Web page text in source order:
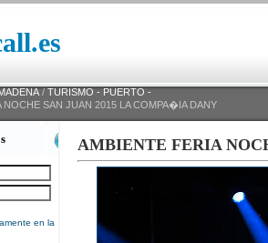
/TURISMO - PUERTO -
NOCHE SAN JUAN 2015 LA COMPA�IA DANY
en la
AMBIENTE FERIA